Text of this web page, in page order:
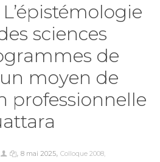
sciences
de
moyen de
professionnelle
, 8 mai 2025, Colloque 2008,